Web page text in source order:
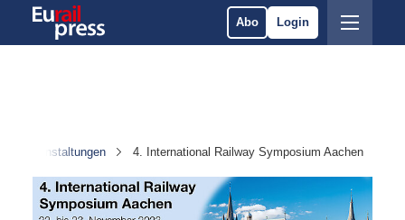
Abo Login
Veranstaltungen 4. International Railway Symposium Aachen